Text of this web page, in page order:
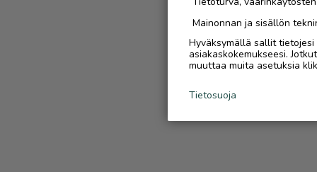
Mainonnan ja sisällön
Hyväksymällä sallit
asiakaskokemukseesi.
muuttaa muita asetuksia
Tietosuoja